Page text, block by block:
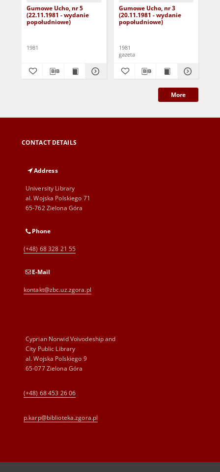
Gumowe Ucho, nr 5
(22.11.1981 - wydanie
popołudniowe)
1981
Gumowe Ucho, nr 3
(20.11.1981 - wydanie
popołudniowe)
1981
gazeta
More
CONTACT DETAILS
Address
University Library
al. Wojska Polskiego 71
65-762 Zielona Góra
Phone
(+48) 68 328 21 55
E-Mail
kontakt@zbc.uz.zgora.pl
Cyprian Norwid Voivodeship and
City Public Library
al. Wojska Polskiego 9
65-077 Zielona Góra
(+48) 68 453 26 06
p.karp@biblioteka.zgora.pl